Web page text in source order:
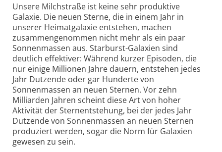
Unsere Milchstraße ist keine sehr produktive
Galaxie. Die neuen Sterne, die in einem Jahr in
unserer Heimatgalaxie entstehen, machen
zusammengenommen nicht mehr als ein paar
Sonnenmassen aus. Starburst-Galaxien sind
deutlich effektiver: Während kurzer Episoden, die
nur einige Millionen Jahre dauern, entstehen jedes
Jahr Dutzende oder gar Hunderte von
Sonnenmassen an neuen Sternen. Vor zehn
Milliarden Jahren scheint diese Art von hoher
Aktivität der Sternentstehung, bei der jedes Jahr
Dutzende von Sonnenmassen an neuen Sternen
produziert werden, sogar die Norm für Galaxien
gewesen zu sein.